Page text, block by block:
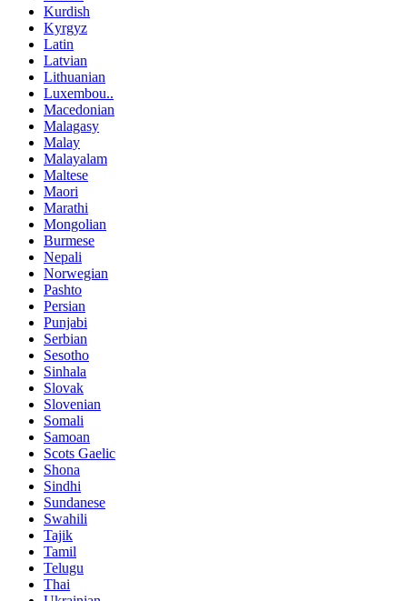
Kurdish
Kyrgyz
Latin
Latvian
Lithuanian
Luxembou..
Macedonian
Malagasy
Malay
Malayalam
Maltese
Maori
Marathi
Mongolian
Burmese
Nepali
Norwegian
Pashto
Persian
Punjabi
Serbian
Sesotho
Sinhala
Slovak
Slovenian
Somali
Samoan
Scots Gaelic
Shona
Sindhi
Sundanese
Swahili
Tajik
Tamil
Telugu
Thai